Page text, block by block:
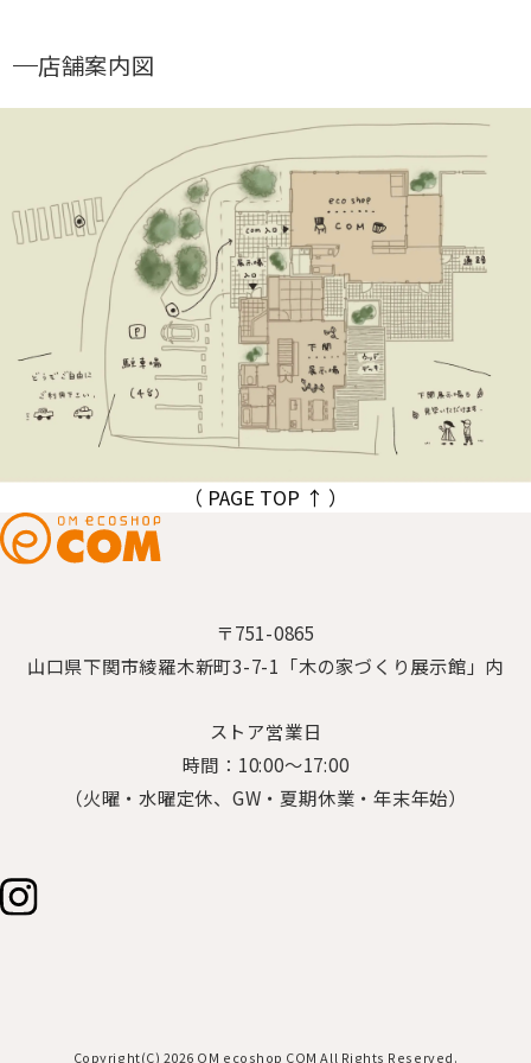
店舗案内図
（ PAGE TOP ↑ ）
〒751-0865
山口県下関市綾羅木新町3-7-1「木の家づくり展示館」内
ストア営業日
時間：10:00～17:00
（火曜・水曜定休、GW・夏期休業・年末年始）
Copyright(C) 2026 OM ecoshop COM All Rights Reserved.